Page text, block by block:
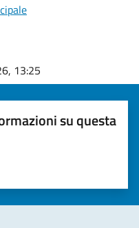
13:25
su questa
1 a 5 stelle)la chiarezza delle
5